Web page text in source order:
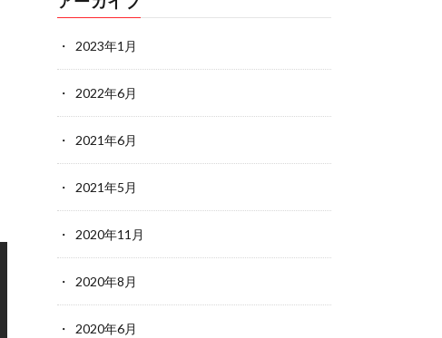
2023年1月
2022年6月
2021年6月
2021年5月
2020年11月
2020年8月
2020年6月